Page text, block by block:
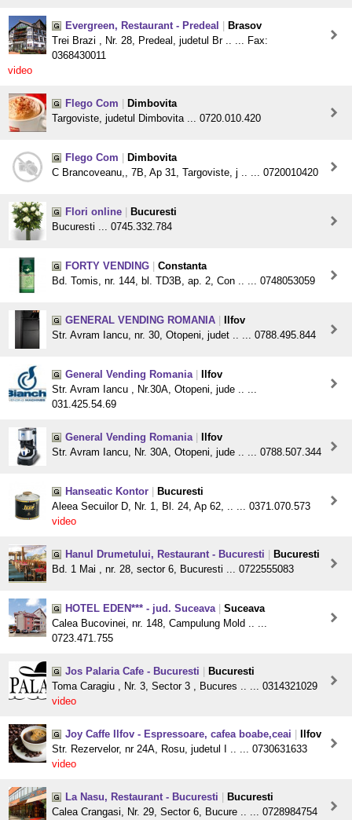
Evergreen, Restaurant - Predeal
Brasov
Trei Brazi , Nr. 28, Predeal, judetul Br .. ... Fax:
0368430011
video
Flego Com
Dimbovita
Targoviste, judetul Dimbovita ... 0720.010.420
Flego Com
Dimbovita
C Brancoveanu,, 7B, Ap 31, Targoviste, j .. ... 0720010420
Flori online
Bucuresti
Bucuresti ... 0745.332.784
FORTY VENDING
Constanta
Bd. Tomis, nr. 144, bl. TD3B, ap. 2, Con .. ... 0748053059
GENERAL VENDING ROMANIA
Ilfov
Str. Avram Iancu, nr. 30, Otopeni, judet .. ... 0788.495.844
General Vending Romania
Ilfov
Str. Avram Iancu , Nr.30A, Otopeni, jude .. ...
031.425.54.69
General Vending Romania
Ilfov
Str. Avram Iancu, Nr. 30A, Otopeni, jude .. ... 0788.507.344
Hanseatic Kontor
Bucuresti
Aleea Secuilor D, Nr. 1, Bl. 24, Ap 62, .. ... 0371.070.573
video
Hanul Drumetului, Restaurant - Bucuresti
Bucuresti
Bd. 1 Mai , nr. 28, sector 6, Bucuresti ... 0722555083
HOTEL EDEN*** - jud. Suceava
Suceava
Calea Bucovinei, nr. 148, Campulung Mold .. ...
0723.471.755
Jos Palaria Cafe - Bucuresti
Bucuresti
Toma Caragiu , Nr. 3, Sector 3 , Bucures .. ... 0314321029
video
Joy Caffe Ilfov - Espressoare, cafea boabe,ceai
Ilfov
Str. Rezervelor, nr 24A, Rosu, judetul I .. ... 0730631633
video
La Nasu, Restaurant - Bucuresti
Bucuresti
Calea Crangasi, Nr. 29, Sector 6, Bucure .. ... 0728984754